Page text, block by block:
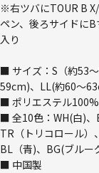
※右ツバにTOUR B
ペン、後ろサイドに
入り
■ サイズ：S（約53
59cm)、LL(約60～
■ ポリエステル100%
■ 全10色：WH(白)、
TR（トリコロール）
BL（青)、BG(ブルー
■ 中国製